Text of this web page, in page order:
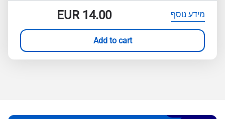
מידע נוסף EUR14.00
Add to cart